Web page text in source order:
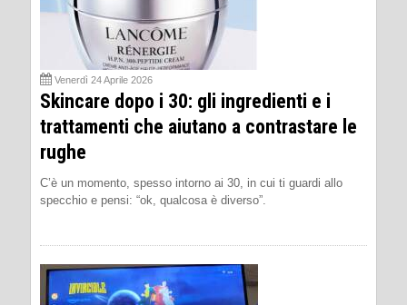
Venerdì 24 Aprile 2026
Skincare dopo i 30: gli ingredienti e i
trattamenti che aiutano a contrastare le
rughe
C’è un momento, spesso intorno ai 30, in cui ti guardi allo
specchio e pensi: “ok, qualcosa è diverso”.